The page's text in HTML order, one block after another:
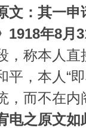
文：其一
1918年8月
，称本人
，本人“
，而不在
电之原文如